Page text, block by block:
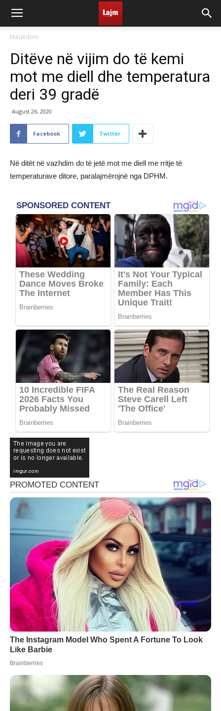
Maqedoni
Ditëve në vijim do të kemi
mot me diell dhe temperatura
deri 39 gradë
August 26, 2020
Facebook Twitter
Në ditët në vazhdim do të jetë mot me diell me rritje të
temperaturave ditore, paralajmërojnë nga DPHM.